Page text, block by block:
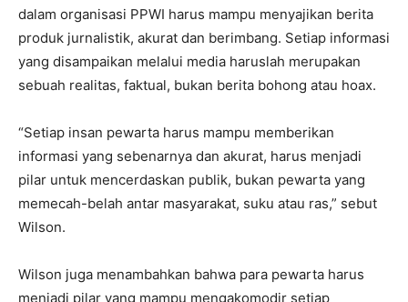
dalam organisasi PPWI harus mampu menyajikan berita
produk jurnalistik, akurat dan berimbang. Setiap informasi
yang disampaikan melalui media haruslah merupakan
sebuah realitas, faktual, bukan berita bohong atau hoax.
“Setiap insan pewarta harus mampu memberikan
informasi yang sebenarnya dan akurat, harus menjadi
pilar untuk mencerdaskan publik, bukan pewarta yang
memecah-belah antar masyarakat, suku atau ras,” sebut
Wilson.
Wilson juga menambahkan bahwa para pewarta harus
menjadi pilar yang mampu mengakomodir setiap